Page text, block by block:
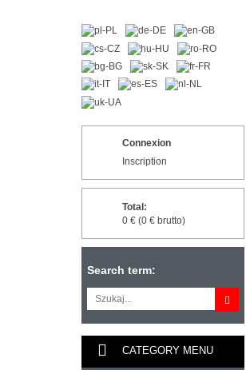
Connexion
Inscription
Total:
0 € (0 € brutto)
Search term:
CATEGORY MENU